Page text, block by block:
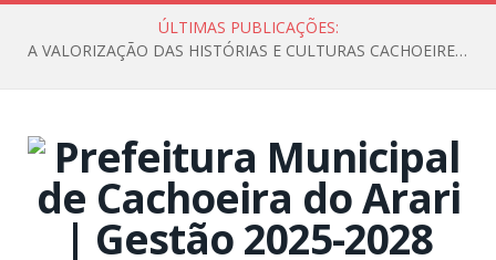
ÚLTIMAS PUBLICAÇÕES:
A VALORIZAÇÃO DAS HISTÓRIAS E CULTURAS CACHOEIRENSES